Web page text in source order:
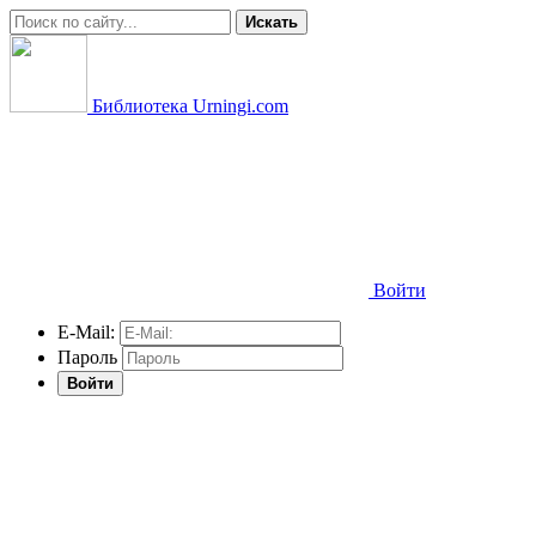
Искать
Библиотека Urningi.com
Войти
E-Mail:
Пароль
Войти